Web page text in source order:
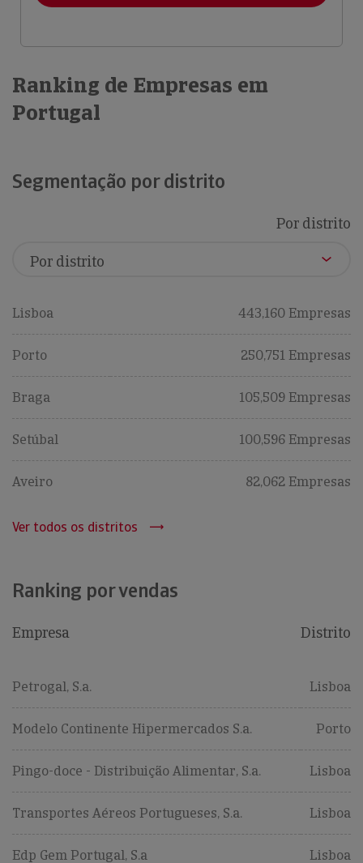
Ranking de Empresas em
Portugal
Segmentação por distrito
Por distrito
Lisboa 443,160 Empresas
Porto 250,751 Empresas
Braga 105,509 Empresas
Setúbal 100,596 Empresas
Aveiro 82,062 Empresas
Ver todos os distritos
Ranking por vendas
Empresa Distrito
Petrogal, S.a. Lisboa
Modelo Continente Hipermercados S.a. Porto
Pingo-doce - Distribuição Alimentar, S.a. Lisboa
Transportes Aéreos Portugueses, S.a. Lisboa
Edp Gem Portugal, S.a Lisboa